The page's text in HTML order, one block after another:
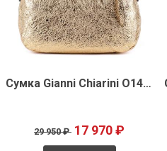
Быстрый просмотр Сумка Gianni Chiarini O1448
29 950 ₽ 17 970 ₽